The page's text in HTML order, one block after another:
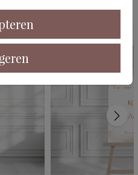
ook leuk